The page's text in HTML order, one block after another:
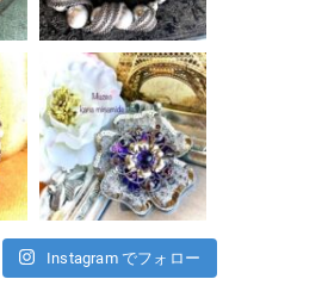
Instagram でフォロー